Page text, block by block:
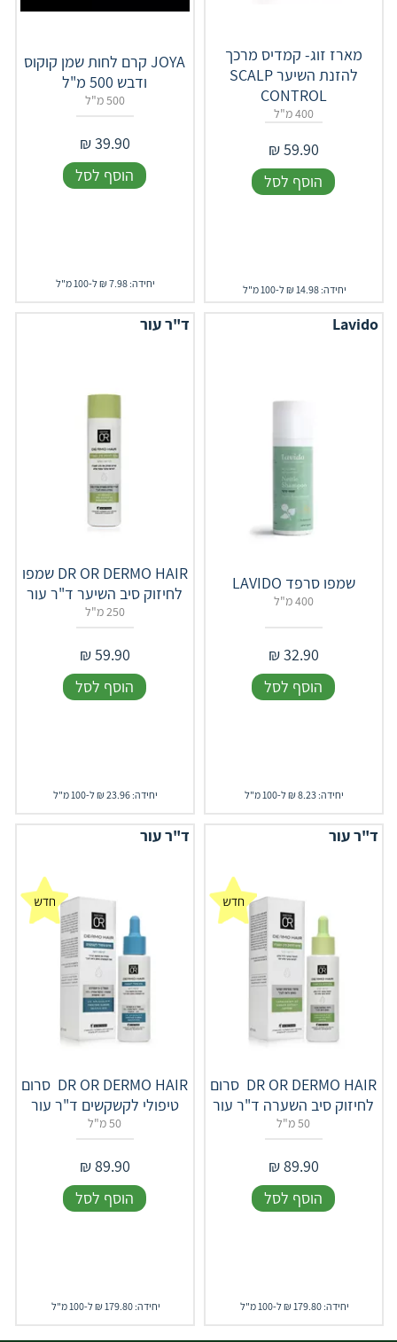
מארז זוג- קמדיס מרכך
להזנת השיער SCALP
CONTROL
400 מ"ל
59.90
₪
הוסף לסל
יחידה: 14.98 ₪ ל-100 מ"ל
JOYA קרם לחות שמן קוקוס
ודבש 500 מ"ל
500 מ"ל
39.90
₪
הוסף לסל
יחידה: 7.98 ₪ ל-100 מ"ל
Lavido
שמפו סרפד LAVIDO
400 מ"ל
32.90
₪
הוסף לסל
יחידה: 8.23 ₪ ל-100 מ"ל
ד"ר עור
‎DR‎ ‎OR‎ ‎DERMO‎ HAIR שמפו
לחיזוק סיב השיער ד"ר עור
250 מ"ל
59.90
₪
הוסף לסל
יחידה: 23.96 ₪ ל-100 מ"ל
ד"ר עור
‎ DR OR DERMO‎ ‎HAIR‎ סרום
לחיזוק סיב השערה ד"ר עור
50 מ"ל
89.90
₪
הוסף לסל
יחידה: 179.80 ₪ ל-100 מ"ל
ד"ר עור
‎ DR OR DERMO‎ ‎HAIR‎ סרום
טיפולי לקשקשים ד"ר עור
50 מ"ל
89.90
₪
הוסף לסל
יחידה: 179.80 ₪ ל-100 מ"ל